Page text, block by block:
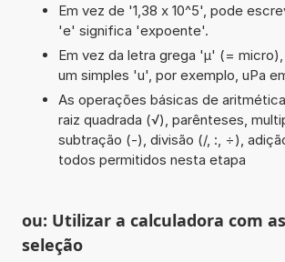
Em vez de '1,38 x 10^5', pode
'e' significa 'expoente'.
Em vez da letra grega 'µ' (=
um simples 'u', por exemplo, uPa
As operações básicas de
raiz quadrada (√), parênteses,
subtração (-), divisão (/, :, ÷),
todos permitidos nesta etapa
ou: Utilizar a calculadora com
seleção